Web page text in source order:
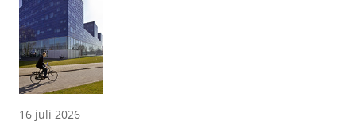
16 juli 2026